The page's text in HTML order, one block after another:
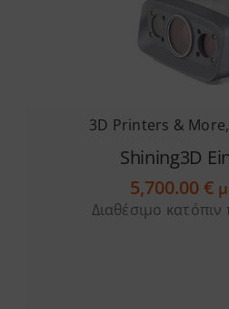
3D Printers & More,
Shining3D
5,700.00€
Διαθέσιμο κατόπιν